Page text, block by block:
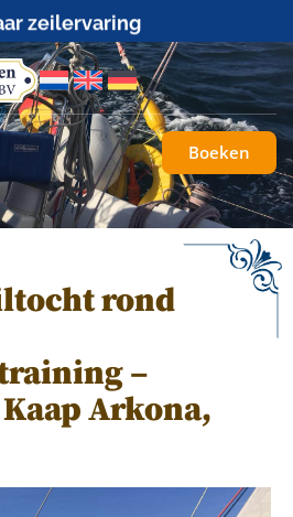
zeilervaring
Boeken
rond
–
Arkona,